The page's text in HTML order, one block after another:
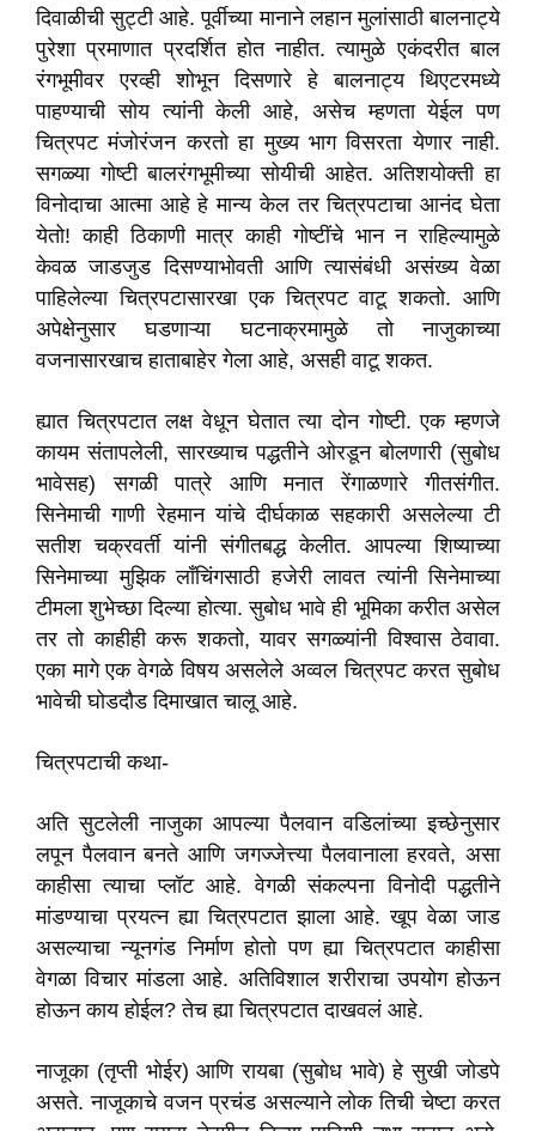
दिवाळीची सुट्टी आहे. पूर्वीच्या मानाने लहान मुलांसाठी बालनाट्ये
पुरेशा प्रमाणात प्रदर्शित होत नाहीत. त्यामुळे एकंदरीत बाल
रंगभूमीवर एरव्ही शोभून दिसणारे हे बालनाट्य थिएटरमध्ये
पाहण्याची सोय त्यांनी केली आहे, असेच म्हणता येईल पण
चित्रपट मंजोरंजन करतो हा मुख्य भाग विसरता येणार नाही.
सगळ्या गोष्टी बालरंगभूमीच्या सोयीची आहेत. अतिशयोक्ती हा
विनोदाचा आत्मा आहे हे मान्य केल तर चित्रपटाचा आनंद घेता
येतो! काही ठिकाणी मात्र काही गोष्टींचे भान न राहिल्यामुळे
केवळ जाडजुड दिसण्याभोवती आणि त्यासंबंधी असंख्य वेळा
पाहिलेल्या चित्रपटासारखा एक चित्रपट वाटू शकतो. आणि
अपेक्षेनुसार घडणाऱ्या घटनाक्रमामुळे तो नाजुकाच्या
वजनासारखाच हाताबाहेर गेला आहे, असही वाटू शकत.
ह्यात चित्रपटात लक्ष वेधून घेतात त्या दोन गोष्टी. एक म्हणजे
कायम संतापलेली, सारख्याच पद्धतीने ओरडून बोलणारी (सुबोध
भावेसह) सगळी पात्रे आणि मनात रेंगाळणारे गीतसंगीत.
सिनेमाची गाणी रेहमान यांचे दीर्घकाळ सहकारी असलेल्या टी
सतीश चक्रवर्ती यांनी संगीतबद्ध केलीत. आपल्या शिष्याच्या
सिनेमाच्या मुझिक लाँचिंगसाठी हजेरी लावत त्यांनी सिनेमाच्या
टीमला शुभेच्छा दिल्या होत्या. सुबोध भावे ही भूमिका करीत असेल
तर तो काहीही करू शकतो, यावर सगळ्यांनी विश्वास ठेवावा.
एका मागे एक वेगळे विषय असलेले अव्वल चित्रपट करत सुबोध
भावेची घोडदौड दिमाखात चालू आहे.
चित्रपटाची कथा-
अति सुटलेली नाजुका आपल्या पैलवान वडिलांच्या इच्छेनुसार
लपून पैलवान बनते आणि जगज्जेत्त्या पैलवानाला हरवते, असा
काहीसा त्याचा प्लॉट आहे. वेगळी संकल्पना विनोदी पद्धतीने
मांडण्याचा प्रयत्न ह्या चित्रपटात झाला आहे. खूप वेळा जाड
असल्याचा न्यूनगंड निर्माण होतो पण ह्या चित्रपटात काहीसा
वेगळा विचार मांडला आहे. अतिविशाल शरीराचा उपयोग होऊन
होऊन काय होईल? तेच ह्या चित्रपटात दाखवलं आहे.
नाजूका (तृप्ती भोईर) आणि रायबा (सुबोध भावे) हे सुखी जोडपे
असते. नाजूकाचे वजन प्रचंड असल्याने लोक तिची चेष्टा करत